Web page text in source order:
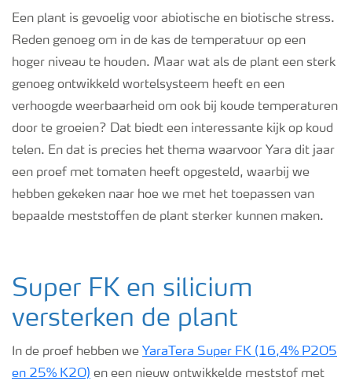
Een plant is gevoelig voor abiotische en biotische stress.
Reden genoeg om in de kas de temperatuur op een
hoger niveau te houden. Maar wat als de plant een sterk
genoeg ontwikkeld wortelsysteem heeft en een
verhoogde weerbaarheid om ook bij koude temperaturen
door te groeien? Dat biedt een interessante kijk op koud
telen. En dat is precies het thema waarvoor Yara dit jaar
een proef met tomaten heeft opgesteld, waarbij we
hebben gekeken naar hoe we met het toepassen van
bepaalde meststoffen de plant sterker kunnen maken.
Super FK en silicium
versterken de plant
In de proef hebben we YaraTera Super FK (16,4% P2O5
en 25% K2O) en een nieuw ontwikkelde meststof met